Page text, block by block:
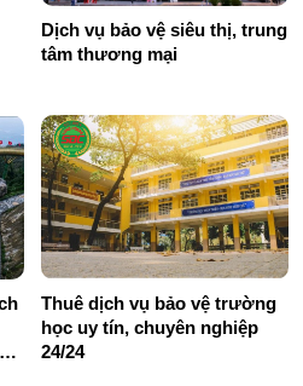
Dịch vụ bảo vệ siêu thị, trung
tâm thương mại
Thuê dịch vụ bảo vệ trường
học uy tín, chuyên nghiệp
24/24